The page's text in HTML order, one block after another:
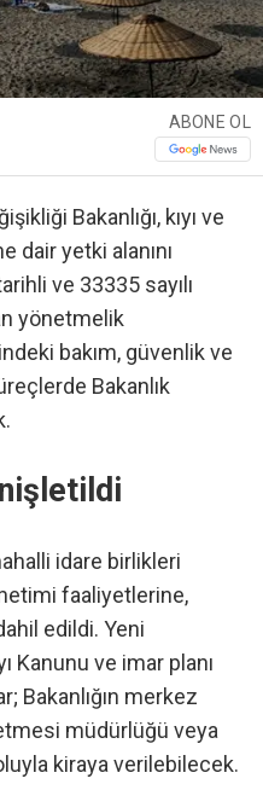
ABONE OL
Bakanlığı, kıyı ve
dair yetki alanını
ve 33335 sayılı
yönetmelik
bakım, güvenlik ve
Bakanlık
idare birlikleri
faaliyetlerine,
edildi. Yeni
Kanunu ve imar planı
Bakanlığın merkez
müdürlüğü veya
kiraya verilebilecek.